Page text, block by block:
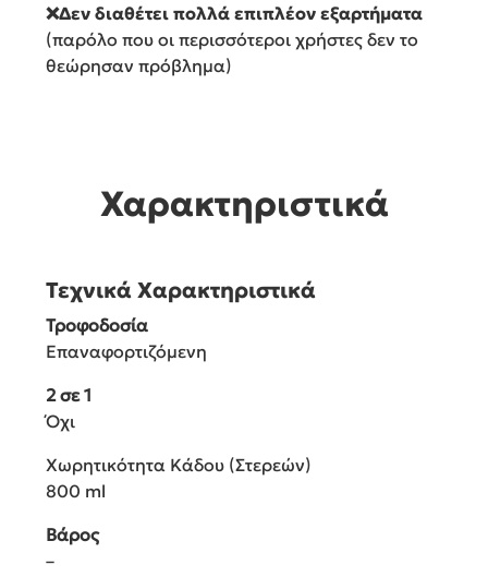
❌Δεν διαθέτει πολλά επιπλέον εξαρτήματα
(παρόλο που οι περισσότεροι χρήστες δεν το
θεώρησαν πρόβλημα)
Χαρακτηριστικά
Τεχνικά Χαρακτηριστικά
Τροφοδοσία
Επαναφορτιζόμενη
2 σε 1
Όχι
Χωρητικότητα Κάδου (Στερεών)
800 ml
Βάρος
–